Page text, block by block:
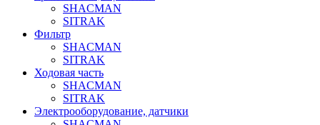
SHACMAN
SITRAK
Фильтр
SHACMAN
SITRAK
Ходовая часть
SHACMAN
SITRAK
Электрооборудование, датчики